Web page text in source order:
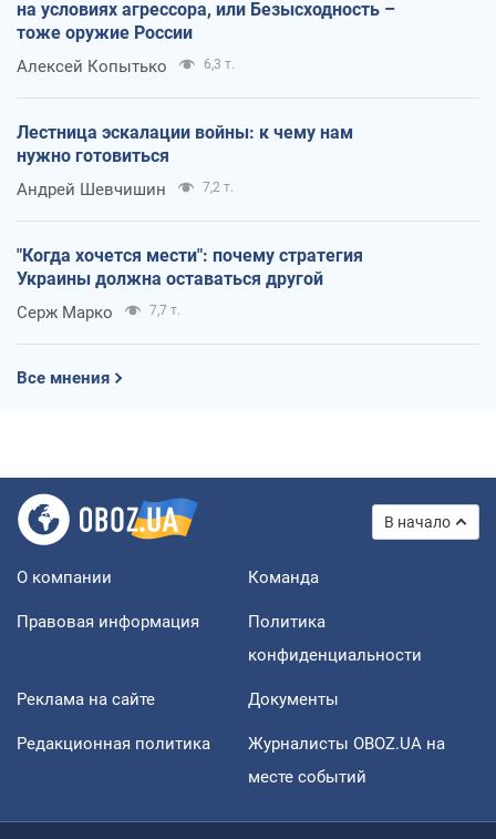
на условиях агрессора, или Безысходность –
тоже оружие России
Алексей Копытько 6,3 т.
Лестница эскалации войны: к чему нам
нужно готовиться
Андрей Шевчишин 7,2 т.
"Когда хочется мести": почему стратегия
Украины должна оставаться другой
Серж Марко 7,7 т.
Все мнения
В начало
О компании Команда
Правовая информация
Политика
конфиденциальности
Реклама на сайте Документы
Редакционная политика
Журналисты OBOZ.UA на
месте событий